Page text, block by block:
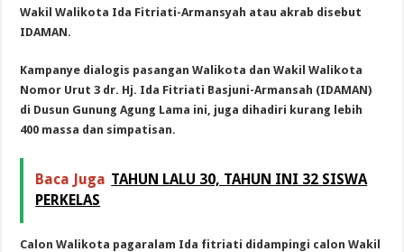
Wakil Walikota Ida Fitriati-Armansyah atau akrab disebut
IDAMAN.
Kampanye dialogis pasangan Walikota dan Wakil Walikota
Nomor Urut 3 dr. Hj. Ida Fitriati Basjuni-Armansah (IDAMAN)
di Dusun Gunung Agung Lama ini, juga dihadiri kurang lebih
400 massa dan simpatisan.
Baca Juga TAHUN LALU 30, TAHUN INI 32 SISWA
PERKELAS
Calon Walikota pagaralam Ida fitriati didampingi calon Wakil